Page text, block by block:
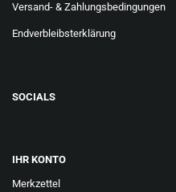
Versand- & Zahlungsbedingungen
Endverbleibsterklärung
SOCIALS
IHR KONTO
Merkzettel